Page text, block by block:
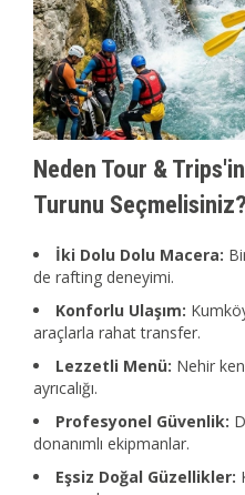
Neden Tour &
Turunu
İki Dolu Dolu Macera:
de rafting deneyimi.
Konforlu Ulaşım:
araçlarla rahat transfer.
Lezzetli Menü: Nehir
ayrıcalığı.
Profesyonel Güvenlik:
donanımlı ekipmanlar.
Eşsiz Doğal Güzellikler: